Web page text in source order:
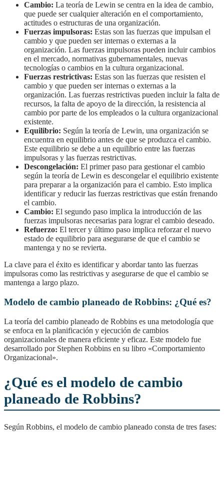
Cambio: La teoría de Lewin se centra en la idea de cambio,
que puede ser cualquier alteración en el comportamiento,
actitudes o estructuras de una organización.
Fuerzas impulsoras: Estas son las fuerzas que impulsan el
cambio y que pueden ser internas o externas a la
organización. Las fuerzas impulsoras pueden incluir cambios
en el mercado, normativas gubernamentales, nuevas
tecnologías o cambios en la cultura organizacional.
Fuerzas restrictivas: Estas son las fuerzas que resisten el
cambio y que pueden ser internas o externas a la
organización. Las fuerzas restrictivas pueden incluir la falta de
recursos, la falta de apoyo de la dirección, la resistencia al
cambio por parte de los empleados o la cultura organizacional
existente.
Equilibrio: Según la teoría de Lewin, una organización se
encuentra en equilibrio antes de que se produzca el cambio.
Este equilibrio se debe a un equilibrio entre las fuerzas
impulsoras y las fuerzas restrictivas.
Descongelación: El primer paso para gestionar el cambio
según la teoría de Lewin es descongelar el equilibrio existente
para preparar a la organización para el cambio. Esto implica
identificar y reducir las fuerzas restrictivas que están frenando
el cambio.
Cambio: El segundo paso implica la introducción de las
fuerzas impulsoras necesarias para lograr el cambio deseado.
Refuerzo: El tercer y último paso implica reforzar el nuevo
estado de equilibrio para asegurarse de que el cambio se
mantenga y no se revierta.
La clave para el éxito es identificar y abordar tanto las fuerzas
impulsoras como las restrictivas y asegurarse de que el cambio se
mantenga a largo plazo.
Modelo de cambio planeado de Robbins: ¿Qué es?
La teoría del cambio planeado de Robbins es una metodología que
se enfoca en la planificación y ejecución de cambios
organizacionales de manera eficiente y eficaz. Este modelo fue
desarrollado por Stephen Robbins en su libro «Comportamiento
Organizacional».
¿Qué es el modelo de cambio
planeado de Robbins?
Según Robbins, el modelo de cambio planeado consta de tres fases: